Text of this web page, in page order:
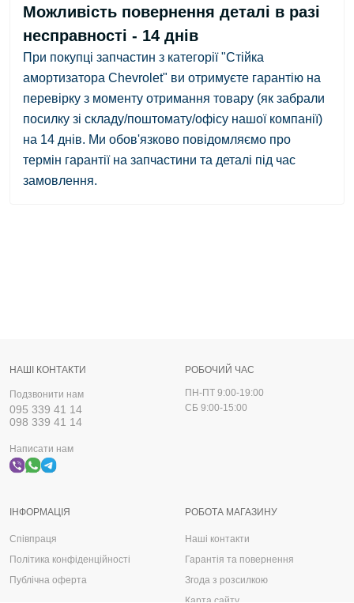
Можливість повернення деталі в разі
несправності - 14 днів
При покупці запчастин з категорії "Стійка
амортизатора Chevrolet" ви отримуєте гарантію на
перевірку з моменту отримання товару (як забрали
посилку зі складу/поштомату/офісу нашої компанії)
на 14 днів. Ми обов'язково повідомляємо про
термін гарантії на запчастини та деталі під час
замовлення.
НАШІ КОНТАКТИ
Подзвонити нам
095 339 41 14
098 339 41 14
Написати нам
РОБОТА МАГАЗИНУ
Наші контакти
Гарантія та повернення
Згода з розсилкою
Карта сайту
ІНФОРМАЦІЯ
Співпраця
Політика конфіденційності
Публічна оферта
РОБОЧИЙ ЧАС
ПН-ПТ 9:00-19:00
СБ 9:00-15:00